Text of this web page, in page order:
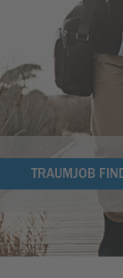
TRAUMJOB